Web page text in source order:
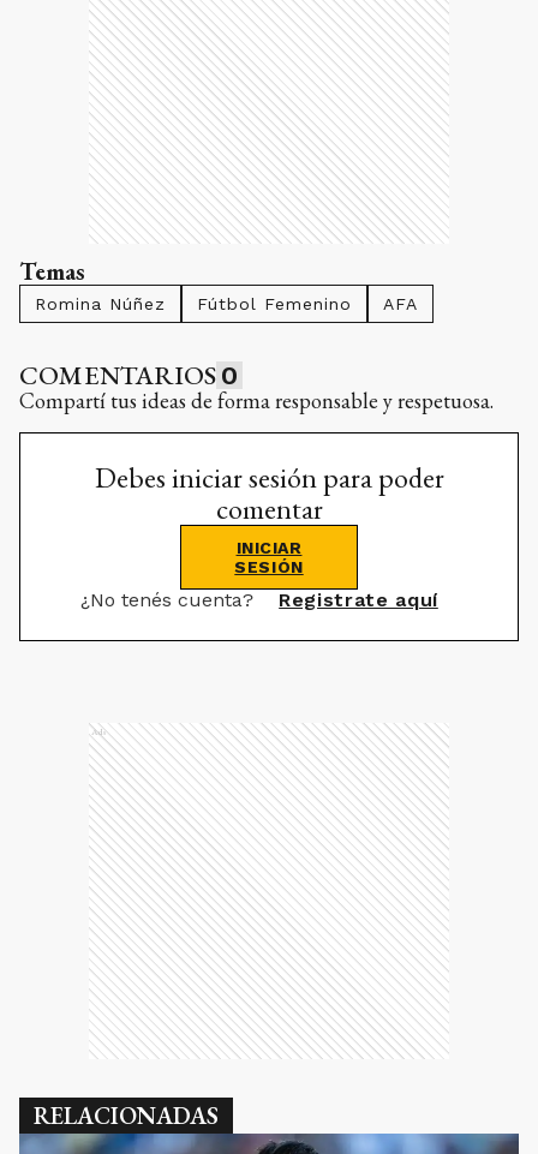
Temas
Romina Núñez Fútbol Femenino AFA
COMENTARIOS 0
Compartí tus ideas de forma responsable y respetuosa.
Debes iniciar sesión para poder
comentar
INICIAR
SESIÓN
¿No tenés cuenta? Registrate aquí
Ads
RELACIONADAS